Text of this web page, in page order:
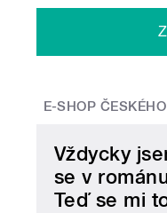
E-SHOP
Vždycky
se v
Teď se mi